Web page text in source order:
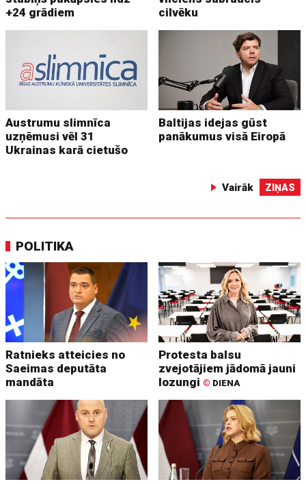
+24 grādiem
cilvēku
Austrumu slimnīca
uzņēmusi vēl 31
Ukrainas karā cietušo
Baltijas idejas gūst
panākumus visā Eiropā
Vairāk ZIŅAS
POLITIKA
Ratnieks atteicies no
Saeimas deputāta
mandāta
Protesta balsu
zvejotājiem jādomā jauni
lozungi © DIENA